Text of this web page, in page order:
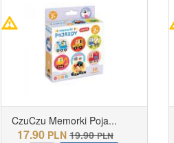
CzuCzu Memorki Poja...
17.90 PLN 19.90 PLN